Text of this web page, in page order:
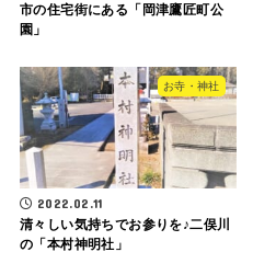
市の住宅街にある「岡津鷹匠町公
園」
お寺・神社
2022.02.11
清々しい気持ちでお参りを♪二俣川
の「本村神明社」